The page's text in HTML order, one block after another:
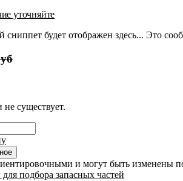
уточняйте
будет отображен здесь... Это
существует.
и могут быть изменены
подбора запасных частей